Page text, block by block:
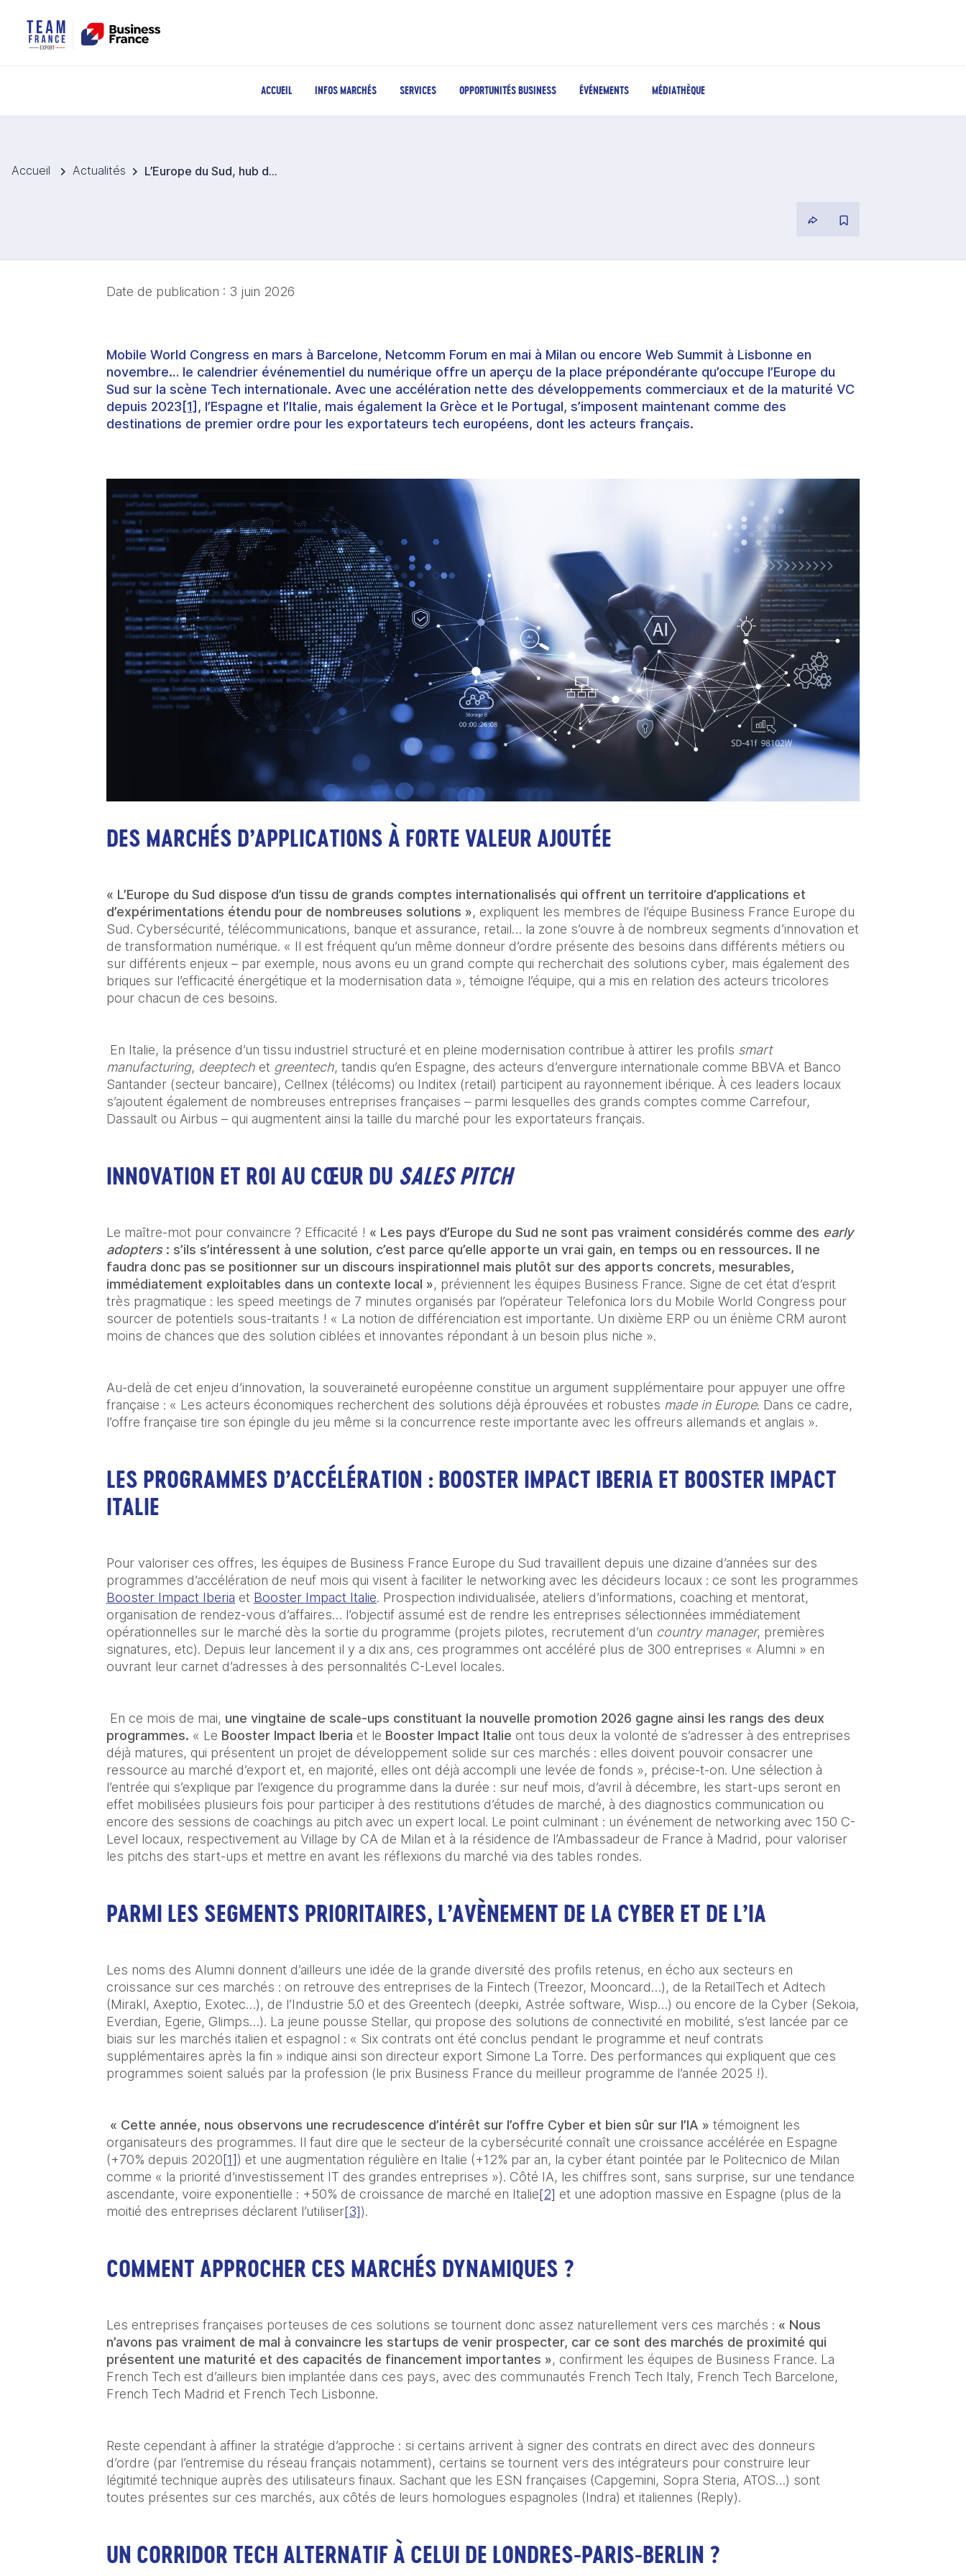
ACCUEIL INFOS MARCHÉS SERVICES OPPORTUNITÉS BUSINESS ÉVÉNEMENTS MÉDIATHÈQUE
Accueil Actualités L’Europe du Sud, hub d’innovation pour la tech française
Date de publication : 3 juin 2026
Mobile World Congress en mars à Barcelone, Netcomm Forum en mai à Milan ou encore Web Summit à Lisbonne en
novembre… le calendrier événementiel du numérique offre un aperçu de la place prépondérante qu’occupe l’Europe du
Sud sur la scène Tech internationale. Avec une accélération nette des développements commerciaux et de la maturité VC
depuis 2023 [1] , l’Espagne et l’Italie, mais également la Grèce et le Portugal, s’imposent maintenant comme des
destinations de premier ordre pour les exportateurs tech européens, dont les acteurs français.
DES MARCHÉS D’APPLICATIONS À FORTE VALEUR AJOUTÉE
« L’Europe du Sud dispose d’un tissu de grands comptes internationalisés qui offrent un territoire d’applications et
d’expérimentations étendu pour de nombreuses solutions », expliquent les membres de l’équipe Business France Europe du
Sud. Cybersécurité, télécommunications, banque et assurance, retail… la zone s’ouvre à de nombreux segments d’innovation et
de transformation numérique. « Il est fréquent qu’un même donneur d’ordre présente des besoins dans différents métiers ou
sur différents enjeux – par exemple, nous avons eu un grand compte qui recherchait des solutions cyber, mais également des
briques sur l’efficacité énergétique et la modernisation data », témoigne l’équipe, qui a mis en relation des acteurs tricolores
pour chacun de ces besoins.
En Italie, la présence d’un tissu industriel structuré et en pleine modernisation contribue à attirer les profils smart
manufacturing, deeptech et greentech, tandis qu’en Espagne, des acteurs d’envergure internationale comme BBVA et Banco
Santander (secteur bancaire), Cellnex (télécoms) ou Inditex (retail) participent au rayonnement ibérique. À ces leaders locaux
s’ajoutent également de nombreuses entreprises françaises – parmi lesquelles des grands comptes comme Carrefour,
Dassault ou Airbus – qui augmentent ainsi la taille du marché pour les exportateurs français.
INNOVATION ET ROI AU CŒUR DU SALES PITCH
Le maître-mot pour convaincre ? Efficacité ! « Les pays d’Europe du Sud ne sont pas vraiment considérés comme des early
adopters : s’ils s’intéressent à une solution, c’est parce qu’elle apporte un vrai gain, en temps ou en ressources. Il ne
faudra donc pas se positionner sur un discours inspirationnel mais plutôt sur des apports concrets, mesurables,
immédiatement exploitables dans un contexte local », préviennent les équipes Business France. Signe de cet état d’esprit
très pragmatique : les speed meetings de 7 minutes organisés par l’opérateur Telefonica lors du Mobile World Congress pour
sourcer de potentiels sous-traitants ! « La notion de différenciation est importante. Un dixième ERP ou un énième CRM auront
moins de chances que des solution ciblées et innovantes répondant à un besoin plus niche ».
Au-delà de cet enjeu d’innovation, la souveraineté européenne constitue un argument supplémentaire pour appuyer une offre
française : « Les acteurs économiques recherchent des solutions déjà éprouvées et robustes made in Europe. Dans ce cadre,
l’offre française tire son épingle du jeu même si la concurrence reste importante avec les offreurs allemands et anglais ».
LES PROGRAMMES D’ACCÉLÉRATION : BOOSTER IMPACT IBERIA ET BOOSTER IMPACT
ITALIE
Pour valoriser ces offres, les équipes de Business France Europe du Sud travaillent depuis une dizaine d’années sur des
Booster Impact Iberia et Booster Impact Italie. Prospection individualisée, ateliers d’informations, coaching et mentorat,
organisation de rendez-vous d’affaires… l’objectif assumé est de rendre les entreprises sélectionnées immédiatement
opérationnelles sur le marché dès la sortie du programme (projets pilotes, recrutement d’un country manager, premières
signatures, etc). Depuis leur lancement il y a dix ans, ces programmes ont accéléré plus de 300 entreprises « Alumni » en
ouvrant leur carnet d’adresses à des personnalités C-Level locales.
En ce mois de mai, une vingtaine de scale-ups constituant la nouvelle promotion 2026 gagne ainsi les rangs des deux
programmes. « Le Booster Impact Iberia et le Booster Impact Italie ont tous deux la volonté de s’adresser à des entreprises
déjà matures, qui présentent un projet de développement solide sur ces marchés : elles doivent pouvoir consacrer une
ressource au marché d’export et, en majorité, elles ont déjà accompli une levée de fonds », précise-t-on. Une sélection à
l’entrée qui s’explique par l’exigence du programme dans la durée : sur neuf mois, d’avril à décembre, les start-ups seront en
effet mobilisées plusieurs fois pour participer à des restitutions d’études de marché, à des diagnostics communication ou
encore des sessions de coachings au pitch avec un expert local. Le point culminant : un événement de networking avec 150 C-
Level locaux, respectivement au Village by CA de Milan et à la résidence de l’Ambassadeur de France à Madrid, pour valoriser
les pitchs des start-ups et mettre en avant les réflexions du marché via des tables rondes.
PARMI LES SEGMENTS PRIORITAIRES, L’AVÈNEMENT DE LA CYBER ET DE L’IA
Les noms des Alumni donnent d’ailleurs une idée de la grande diversité des profils retenus, en écho aux secteurs en
croissance sur ces marchés : on retrouve des entreprises de la Fintech (Treezor, Mooncard…), de la RetailTech et Adtech
(Mirakl, Axeptio, Exotec…), de l’Industrie 5.0 et des Greentech (deepki, Astrée software, Wisp…) ou encore de la Cyber (Sekoia,
Everdian, Egerie, Glimps…). La jeune pousse Stellar, qui propose des solutions de connectivité en mobilité, s’est lancée par ce
biais sur les marchés italien et espagnol : « Six contrats ont été conclus pendant le programme et neuf contrats
supplémentaires après la fin » indique ainsi son directeur export Simone La Torre. Des performances qui expliquent que ces
programmes soient salués par la profession (le prix Business France du meilleur programme de l’année 2025 !).
« Cette année, nous observons une recrudescence d’intérêt sur l’offre Cyber et bien sûr sur l’IA » témoignent les
organisateurs des programmes. Il faut dire que le secteur de la cybersécurité connaît une croissance accélérée en Espagne
(+70% depuis 2020[1]) et une augmentation régulière en Italie (+12% par an, la cyber étant pointée par le Politecnico de Milan
comme « la priorité d’investissement IT des grandes entreprises »). Côté IA, les chiffres sont, sans surprise, sur une tendance
ascendante, voire exponentielle : +50% de croissance de marché en Italie[2] et une adoption massive en Espagne (plus de la
moitié des entreprises déclarent l’utiliser[3]).
COMMENT APPROCHER CES MARCHÉS DYNAMIQUES ?
Les entreprises françaises porteuses de ces solutions se tournent donc assez naturellement vers ces marchés : « Nous
n’avons pas vraiment de mal à convaincre les startups de venir prospecter, car ce sont des marchés de proximité qui
présentent une maturité et des capacités de financement importantes », confirment les équipes de Business France. La
French Tech est d’ailleurs bien implantée dans ces pays, avec des communautés French Tech Italy, French Tech Barcelone,
French Tech Madrid et French Tech Lisbonne.
Reste cependant à affiner la stratégie d’approche : si certains arrivent à signer des contrats en direct avec des donneurs
d’ordre (par l’entremise du réseau français notamment), certains se tournent vers des intégrateurs pour construire leur
légitimité technique auprès des utilisateurs finaux. Sachant que les ESN françaises (Capgemini, Sopra Steria, ATOS…) sont
toutes présentes sur ces marchés, aux côtés de leurs homologues espagnoles (Indra) et italiennes (Reply).
UN CORRIDOR TECH ALTERNATIF À CELUI DE LONDRES-PARIS-BERLIN ?